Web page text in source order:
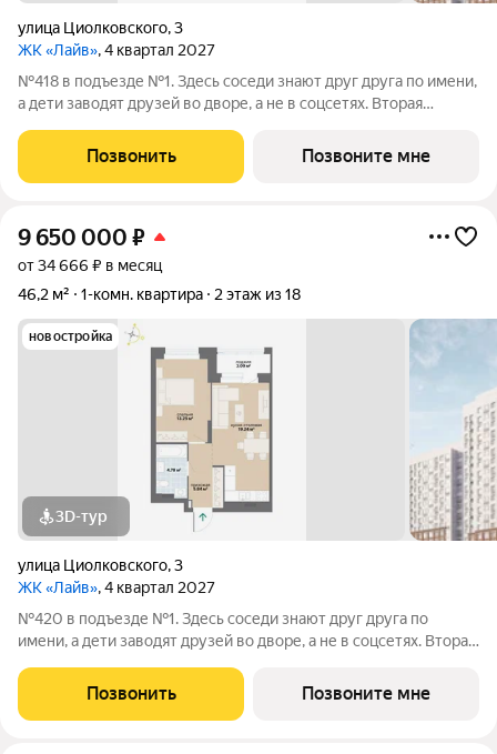
улица Циолковского,3
ЖК «Лайв», 4 квартал 2027
№418 в подъезде №1. Здесь соседи знают друг друга по имени,
а дети заводят друзей во дворе, а не в соцсетях. Вторая
комфорта и особенное внимание к атмосфере
добрососедства. В первой очереди
Позвонить Позвоните мне
9 650 000 ₽
от 34 666 ₽ в месяц
46,2 м²
1-комн. квартира 2 этаж из 18
новостройка
3D-тур
улица Циолковского,3
ЖК «Лайв», 4 квартал 2027
№420 в подъезде №1. Здесь соседи знают друг друга по
имени, а дети заводят друзей во дворе, а не в соцсетях. Вторая
комфорта и особенное внимание к атмосфере
добрососедства. В первой очереди
Позвонить Позвоните мне